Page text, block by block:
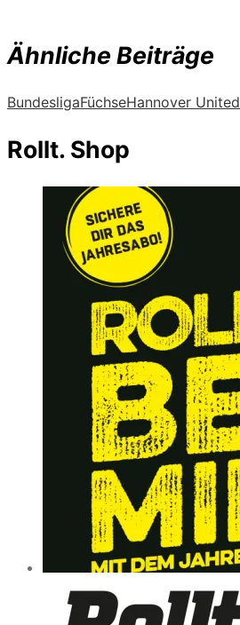
Ähnliche Beiträge
BundesligaFüchseHannover United
Rollt. Shop